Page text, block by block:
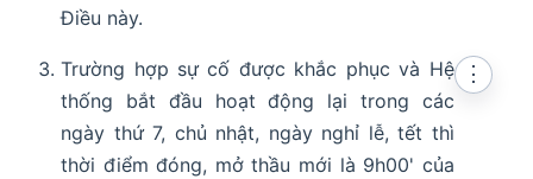
Điều này.
Trường hợp sự cố được khắc phục và Hệ
thống bắt đầu hoạt động lại trong các
ngày thứ 7, chủ nhật, ngày nghỉ lễ, tết thì
thời điểm đóng, mở thầu mới là 9h00' của
⋮